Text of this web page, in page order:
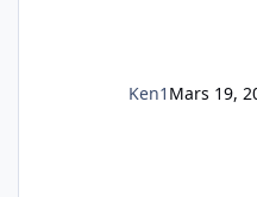
Ken1 Mars 19,